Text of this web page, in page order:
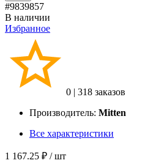
#9839857
В наличии
Избранное
0 | 318 заказов
Производитель: Mitten
Все характеристики
1 167.25 ₽ / шт